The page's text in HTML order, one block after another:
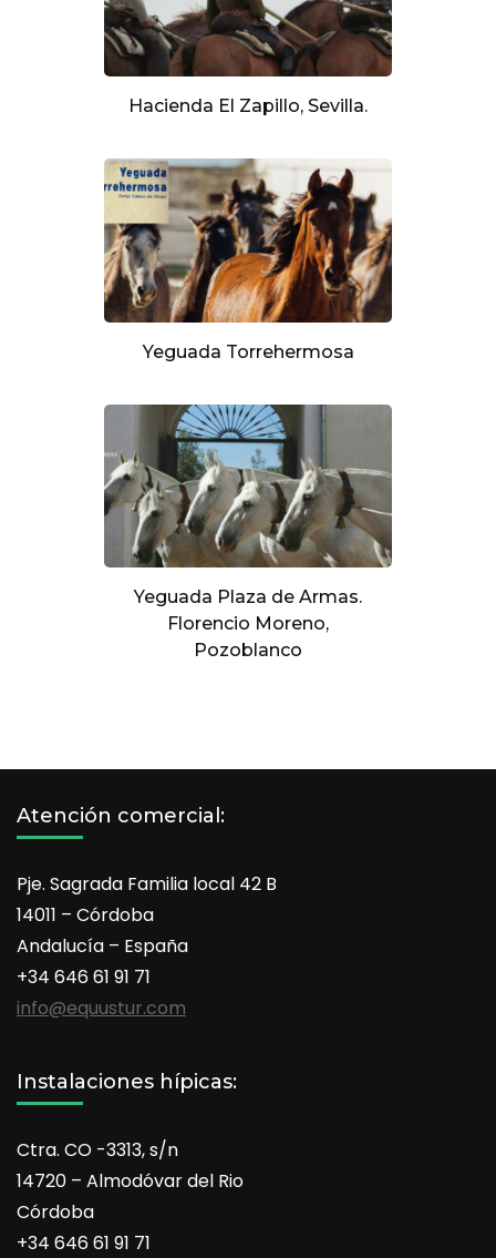
Hacienda El Zapillo, Sevilla.
Yeguada Torrehermosa
Yeguada Plaza de Armas.
Florencio Moreno,
Pozoblanco
Atención comercial:
Pje. Sagrada Familia local 42 B
14011 – Córdoba
Andalucía – España
+34 646 61 91 71
info@equustur.com
Instalaciones hípicas:
Ctra. CO -3313, s/n
14720 – Almodóvar del Rio
Córdoba
+34 646 61 91 71